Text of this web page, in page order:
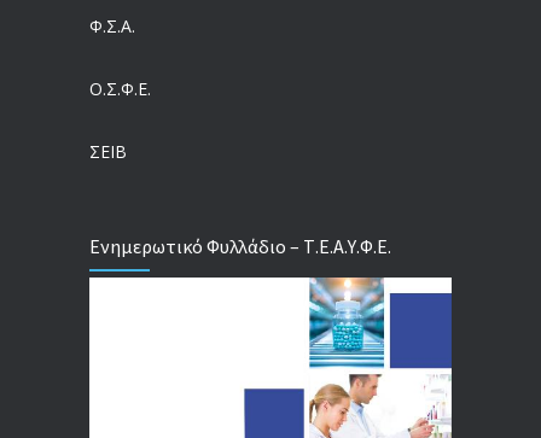
Φ.Σ.Α.
Ο.Σ.Φ.Ε.
ΣΕΙΒ
Ενημερωτικό Φυλλάδιο – Τ.Ε.Α.Υ.Φ.Ε.